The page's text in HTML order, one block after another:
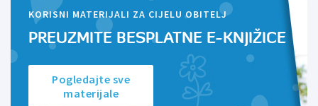
KORISNI MATERIJALI ZA CIJELU OBITELJ
PREUZMITE BESPLATNE E-KNJIŽICE
Pogledajte sve
materijale